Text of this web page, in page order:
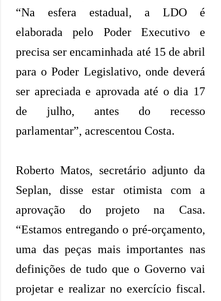
“Na esfera estadual, a LDO é
elaborada pelo Poder Executivo e
precisa ser encaminhada até 15 de abril
para o Poder Legislativo, onde deverá
ser apreciada e aprovada até o dia 17
de julho, antes do recesso
parlamentar”, acrescentou Costa.
Roberto Matos, secretário adjunto da
Seplan, disse estar otimista com a
aprovação do projeto na Casa.
“Estamos entregando o pré-orçamento,
uma das peças mais importantes nas
definições de tudo que o Governo vai
projetar e realizar no exercício fiscal.